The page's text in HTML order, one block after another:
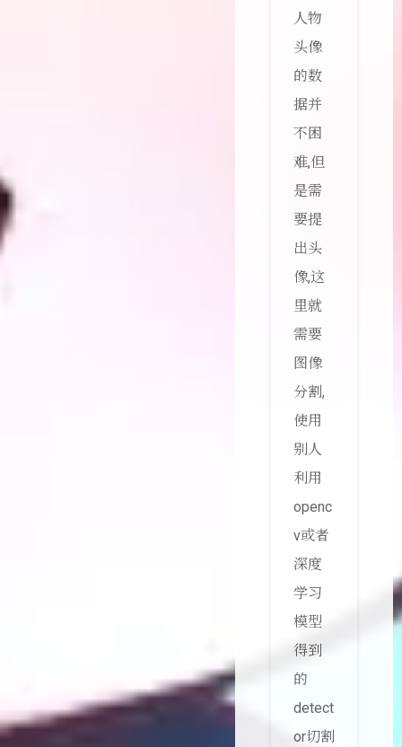
人物
头像
的数
据并
不困
难,但
是需
要提
出头
像,这
里就
需要
图像
分割,
使用
别人
利用
openc
v或者
深度
学习
模型
得到
的
detect
or切割